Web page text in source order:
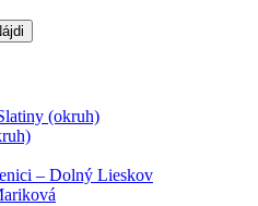
(okruh)
– Dolný Lieskov